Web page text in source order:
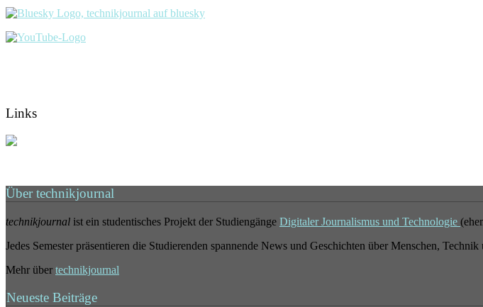
Links
Über technikjournal
technikjournal ist ein studentisches Projekt der Studiengänge Digitaler Journalismus und Technologie
Jedes Semester präsentieren die Studierenden spannende News und Geschichten über Menschen,
Mehr über technikjournal
Neueste Beiträge